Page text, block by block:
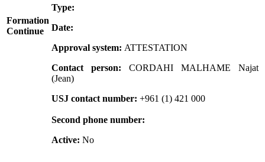
Formation
Continue
Type:
Date:
Approval system: ATTESTATION
Contact person: CORDAHI MALHAME Najat
(Jean)
USJ contact number: +961 (1) 421 000
Second phone number:
Active: No